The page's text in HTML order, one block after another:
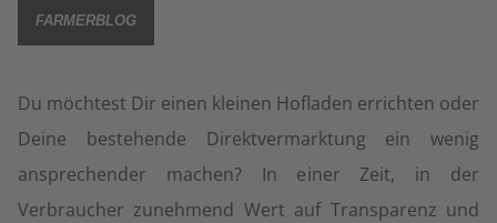
FARMERBLOG
Du möchtest Dir einen kleinen Hofladen errichten oder
Deine bestehende Direktvermarktung ein wenig
ansprechender machen? In einer Zeit, in der
Verbraucher zunehmend Wert auf Transparenz und